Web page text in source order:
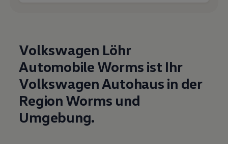
Pannen- und Unfallhilfe
Economy Service
Volkswagen Teile
Zubehör
Modellspezifisches Zubehör
Schutz und Pflege
Transport
Entertainment und Elektronik
Individualisieren
Volkswagen Löhr
Automobile Worms ist Ihr
Volkswagen Autohaus in der
Region Worms und
Umgebung.